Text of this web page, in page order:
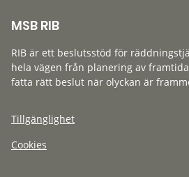
MSB RIB
RIB är ett beslutsstöd för
hela vägen från planering av
fatta rätt beslut när olyckan är
Tillgänglighet
Cookies